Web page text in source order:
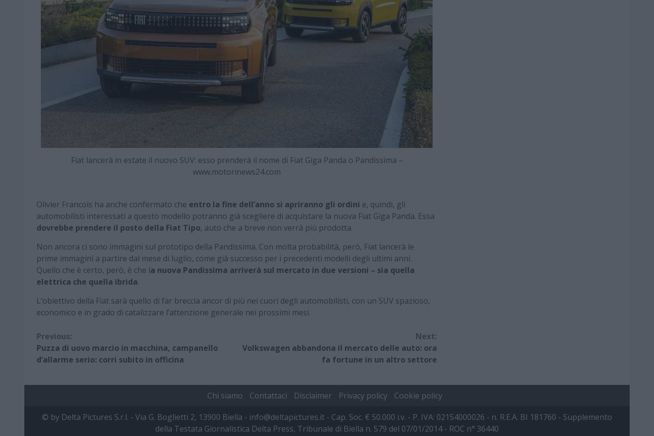
Fiat lancerà in estate il nuovo SUV: esso prenderà il nome di Fiat Giga Panda o Pandissima –
www.motorinews24.com
Olivier Francois ha anche confermato che entro la fine dell’anno si apriranno gli ordini e, quindi, gli
automobilisti interessati a questo modello potranno già scegliere di acquistare la nuova Fiat Giga Panda. Essa
dovrebbe prendere il posto della Fiat Tipo, auto che a breve non verrà più prodotta.
Non ancora ci sono immagini sul prototipo della Pandissima. Con molta probabilità, però, Fiat lancerà le
prime immagini a partire dal mese di luglio, come già successo per i precedenti modelli degli ultimi anni.
Quello che è certo, però, è che la nuova Pandissima arriverà sul mercato in due versioni – sia quella
elettrica che quella ibrida.
L’obiettivo della Fiat sarà quello di far breccia ancor di più nei cuori degli automobilisti, con un SUV spazioso,
economico e in grado di catalizzare l’attenzione generale nei prossimi mesi.
Continue
Reading
Previous:
Puzza di uovo marcio in macchina, campanello
d’allarme serio: corri subito in officina
Next:
Volkswagen abbandona il mercato delle auto: ora
fa fortune in un altro settore
Chi siamo Contattaci Disclaimer Privacy policy
Cookie policy
© by Delta Pictures S.r.l. - Via G. Boglietti 2, 13900 Biella - info@deltapictures.it - Cap. Soc. € 50.000 i.v. - P. IVA: 02154000026 - n. R.E.A. BI 181760 - Supplemento
della Testata Giornalistica Delta Press, Tribunale di Biella n. 579 del 07/01/2014 - ROC n° 36440